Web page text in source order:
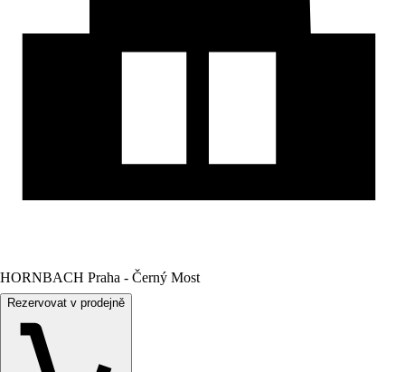
HORNBACH Praha - Černý Most
Rezervovat v prodejně